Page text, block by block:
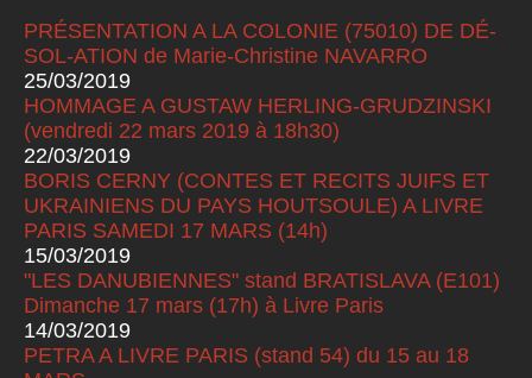
PRÉSENTATION A LA COLONIE (75010) DE DÉ-
SOL-ATION de Marie-Christine NAVARRO
25/03/2019
HOMMAGE A GUSTAW HERLING-GRUDZINSKI
(vendredi 22 mars 2019 à 18h30)
22/03/2019
BORIS CERNY (CONTES ET RECITS JUIFS ET
UKRAINIENS DU PAYS HOUTSOULE) A LIVRE
PARIS SAMEDI 17 MARS (14h)
15/03/2019
"LES DANUBIENNES" stand BRATISLAVA (E101)
Dimanche 17 mars (17h) à Livre Paris
14/03/2019
PETRA A LIVRE PARIS (stand 54) du 15 au 18